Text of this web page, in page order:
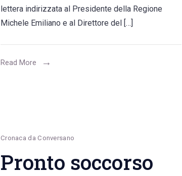
L’appello
lettera indirizzata al Presidente della Regione
Michele Emiliano e al Direttore del […]
Read More
Cronaca da Conversano
Pronto soccorso